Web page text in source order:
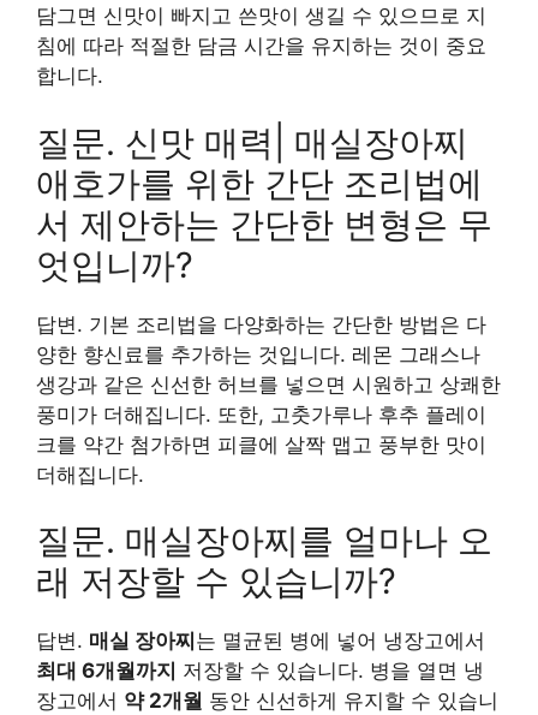
담그면 신맛이 빠지고 쓴맛이 생길 수 있으므로 지
침에 따라 적절한 담금 시간을 유지하는 것이 중요
합니다.
질문. 신맛 매력| 매실장아찌
애호가를 위한 간단 조리법에
서 제안하는 간단한 변형은 무
엇입니까?
답변. 기본 조리법을 다양화하는 간단한 방법은 다
양한 향신료를 추가하는 것입니다. 레몬 그래스나
생강과 같은 신선한 허브를 넣으면 시원하고 상쾌한
풍미가 더해집니다. 또한, 고춧가루나 후추 플레이
크를 약간 첨가하면 피클에 살짝 맵고 풍부한 맛이
더해집니다.
질문. 매실장아찌를 얼마나 오
래 저장할 수 있습니까?
답변. 매실 장아찌 는 멸균된 병에 넣어 냉장고에서
최대 6개월까지 저장할 수 있습니다. 병을 열면 냉
장고에서 약 2개월 동안 신선하게 유지할 수 있습니